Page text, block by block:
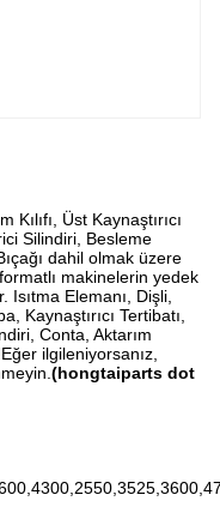
Kılıfı, Üst Kaynaştırıcı
Silindiri, Besleme
dahil olmak üzere
makinelerin yedek
Elemanı, Dişli,
Kaynaştırıcı Tertibatı,
Conta, Aktarım
ilgileniyorsanız,
(hongtaiparts dot